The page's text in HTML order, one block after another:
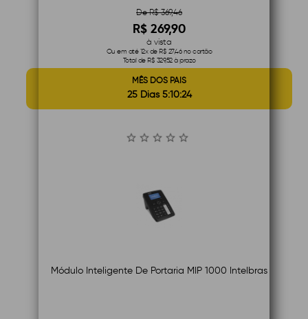
De R$ 369,46
R$ 269,90
à vista
Ou em até 12x de R$ 27,46 no cartão
Total de R$ 329,52 à prazo
MÊS DOS PAIS
25 Dias 5:10:23
Módulo Inteligente De Portaria MIP 1000 Intelbras